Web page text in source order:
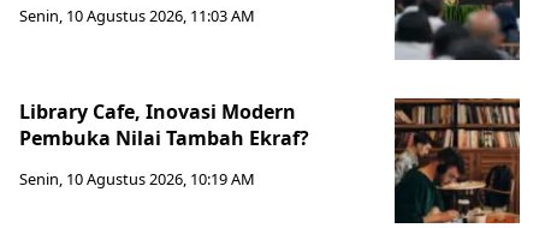
Senin, 10 Agustus 2026, 11:03 AM
Library Cafe, Inovasi Modern
Pembuka Nilai Tambah Ekraf?
Senin, 10 Agustus 2026, 10:19 AM